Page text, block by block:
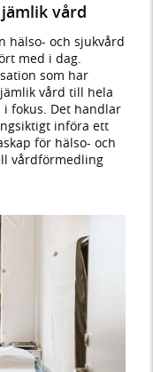
vård
hälso- och sjukvård
med i dag.
som har
vård till hela
fokus. Det handlar
införa ett
för hälso- och
vårdförmedling